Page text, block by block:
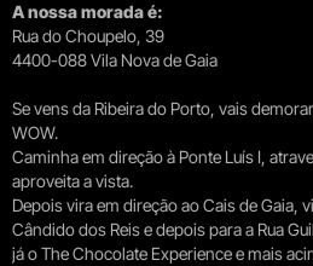
A nossa morada é:
Rua do Choupelo, 39
4400-088 Vila Nova de Gaia
Se vens da Ribeira do Porto, vais
WOW.
Caminha em direção à Ponte Luís I,
aproveita a vista.
Depois vira em direção ao Cais de Gaia,
Cândido dos Reis e depois para a Rua
já o The Chocolate Experience e mais